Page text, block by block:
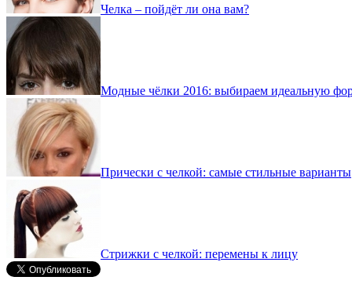
Челка – пойдёт ли она вам?
Модные чёлки 2016: выбираем идеальную
Прически с челкой: самые стильные варианты
Стрижки с челкой: перемены к лицу